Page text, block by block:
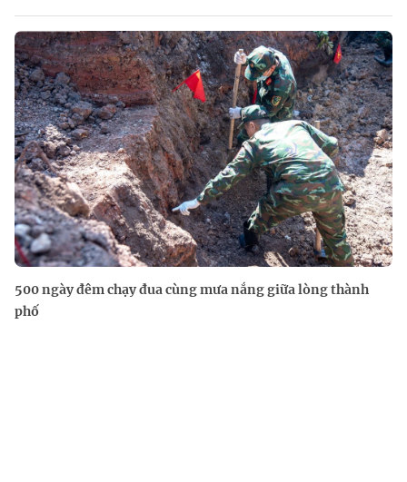
500 ngày đêm chạy đua cùng mưa nắng giữa lòng thành
phố